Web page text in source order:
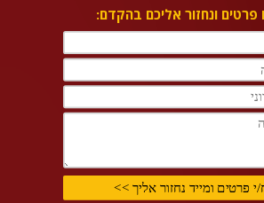
פרטים ונחזור אליכם בהקדם: